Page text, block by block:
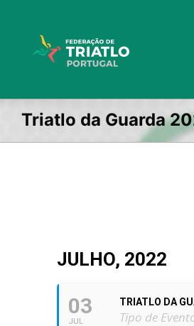
Triatlo da Guarda
JULHO, 2022
03
JUL
TRIATLO DA
Tipo de